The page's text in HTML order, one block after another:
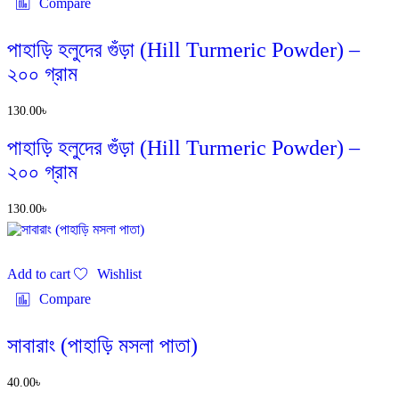
পাহাড়ি হলুদের গুঁড়া (Hill Turmeric Powder) –
২০০ গ্রাম
130.00৳
পাহাড়ি হলুদের গুঁড়া (Hill Turmeric Powder) –
২০০ গ্রাম
130.00৳
Add to cart
Wishlist
Compare
সাবারাং (পাহাড়ি মসলা পাতা)
40.00৳